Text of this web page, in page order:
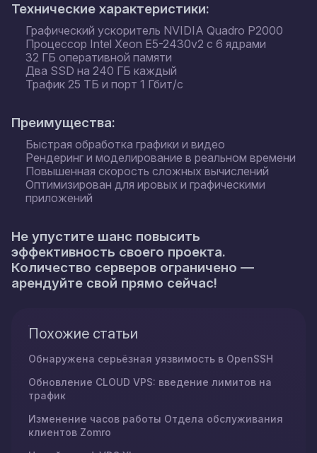
Технические характеристики:
Графический ускоритель NVIDIA Quadro P2000
Процессор Intel Xeon E5-2430v2 с 6 ядрами
32 ГБ оперативной памяти
Два SSD на 240 ГБ каждый
Трафик 25 ТБ и порт 1 Гбит/с
Преимущества:
Быстрая обработка графики и видео
Рендеринг и моделирование в реальном времени
Повышенная скорость сложных вычислений
Оптимизирован для ировых и графическими
приложений
Не упустите шанс повысить
эффективность своего проекта.
Количество серверов ограничено —
арендуйте свой прямо сейчас!
Похожие статьи
Обнаружена серьёзная уязвимость в OpenSSH
Обновление CLOUD VPS: введение лимитов на
трафик
Изменение часов работы Oтдела обслуживания
клиентов Zomro